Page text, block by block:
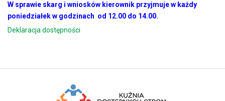
W sprawie skarg i wniosków kierownik przyjmuje w każdy
poniedziałek w godzinach od 12.00 do 14.00.
Deklaracja dostępności